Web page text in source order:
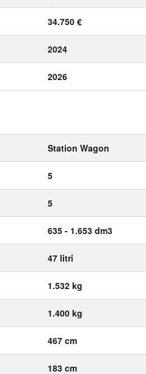
34.750 €
2024
2026
Station Wagon
5
5
635 - 1.653 dm3
47 litri
1.532 kg
1.400 kg
467 cm
183 cm